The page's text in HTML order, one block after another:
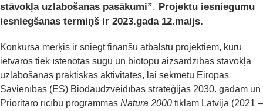
stāvokļa uzlabošanas pasākumi”. Projektu iesniegumu
iesniegšanas termiņš ir 2023.gada 12.maijs.
Konkursa mērķis ir sniegt finanšu atbalstu projektiem, kuru
ietvaros tiek īstenotas sugu un biotopu aizsardzības stāvokļa
uzlabošanas praktiskas aktivitātes, lai sekmētu Eiropas
Savienības (ES) Biodaudzveidības stratēģijas 2030. gadam un
Prioritāro rīcību programmas Natura 2000 tīklam Latvijā (2021 –